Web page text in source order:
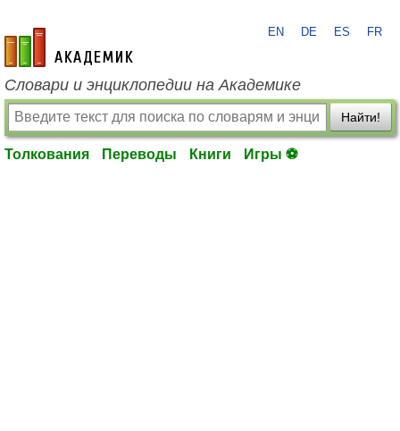
academic.ru
EN DE ES FR
Словари и энциклопедии на Академике
Найти!
Толкования Переводы Книги Игры ⚽